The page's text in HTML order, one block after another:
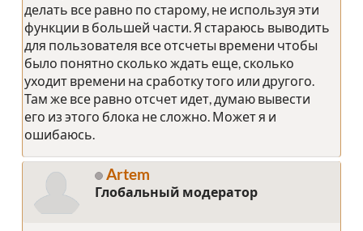
делать все равно по старому, не используя эти
функции в большей части. Я стараюсь выводить
для пользователя все отсчеты времени чтобы
было понятно сколько ждать еще, сколько
уходит времени на сработку того или другого.
Там же все равно отсчет идет, думаю вывести
его из этого блока не сложно. Может я и
ошибаюсь.
Artem
Глобальный модератор